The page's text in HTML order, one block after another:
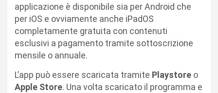
applicazione è disponibile sia per Android che
per iOS e ovviamente anche iPadOS
completamente gratuita con contenuti
esclusivi a pagamento tramite sottoscrizione
mensile o annuale.
L’app può essere scaricata tramite Playstore o
Apple Store. Una volta scaricato il programma e